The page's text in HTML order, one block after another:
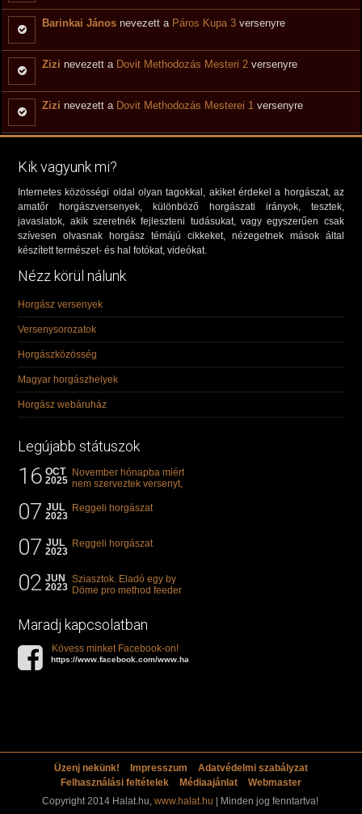
Barinkai János nevezett a Páros Kupa 3 versenyre
Zizi nevezett a Dovit Methodozás Mesteri 2 versenyre
Zizi nevezett a Dovit Methodozás Mesterei 1 versenyre
Kik vagyunk mi?
Internetes közösségi oldal olyan tagokkal, akiket érdekel a horgászat, az
amatőr horgászversenyek, különböző horgászati irányok, tesztek,
javaslatok, akik szeretnék fejleszteni tudásukat, vagy egyszerűen csak
szívesen olvasnak horgász témájú cikkeket, nézegetnek mások által
készített természet- és hal fotókat, videókat.
Nézz körül nálunk
Horgász versenyek
Versenysorozatok
Horgászközösség
Magyar horgászhelyek
Horgász webáruház
Legújabb státuszok
16 OCT
2025
November hónapba miért
nem szerveztek versenyt,
"kárászos"...
07 JUL
2023
Reggeli horgászat
07 JUL
2023
Reggeli horgászat
02 JUN
2023
Sziasztok. Eladó egy by
Döme pro method feeder
Maradj kapcsolatban
Kövess minket Facebook-on!
https://www.facebook.com/www.halat.hu
Üzenj nekünk! Impresszum
Adatvédelmi szabályzat
Felhasználási feltételek
Médiaajánlat
Webmaster
Copyright 2014 Halat.hu, www.halat.hu | Minden jog fenntartva!